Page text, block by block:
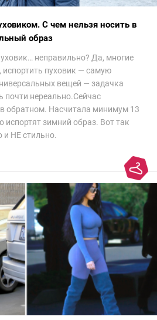
С чем нельзя носить в
образ
неправильно? Да, многие
пуховик — самую
вещей — задачка
почти нереально.Сейчас
обратном. Насчитала минимум 13
испортят зимний образ. Вот так
и НЕ стильно.